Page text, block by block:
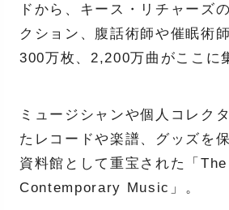
ドから、キース・リチャーズ
クション、腹話術師や催眠術
300万枚、2,200万曲がここに
ミュージシャンや個人コレク
たレコードや楽譜、グッズを
資料館として重宝された「
Contemporary Music」。